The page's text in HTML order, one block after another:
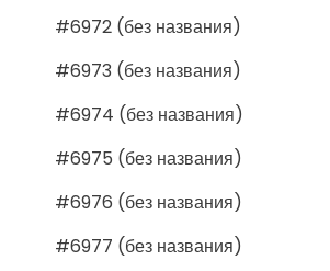
#6972 (без названия)
#6973 (без названия)
#6974 (без названия)
#6975 (без названия)
#6976 (без названия)
#6977 (без названия)